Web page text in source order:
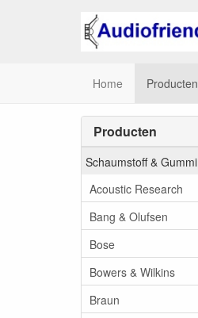
Home Producten
Producten
Schaumstoff &
Acoustic Research
Bang & Olufsen
Bose
Bowers & Wilkins
Braun